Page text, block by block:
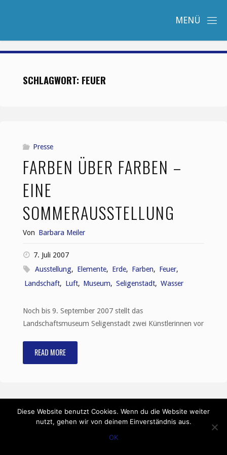
SCHLAGWORT: FEUER
Presse
FARBEN ÜBER FARBEN –
EINE
SOMMERAUSSTELLUNG
Von Barbara Meiler
7. Juli 2007
Ausstellung, Elemente, Erde, Farben, Feuer,
Landschaft, Luft, Museum, Seligenstadt, Wasser
Noch bis 9. September 2007 stellt das
Landschaftsmuseum Seligenstadt zwei Künstlerinnen vor
READ MORE"Farben
–
Diese Website benutzt Cookies. Wenn du die Website weiter
nutzt, gehen wir von deinem Einverständnis aus.
OK